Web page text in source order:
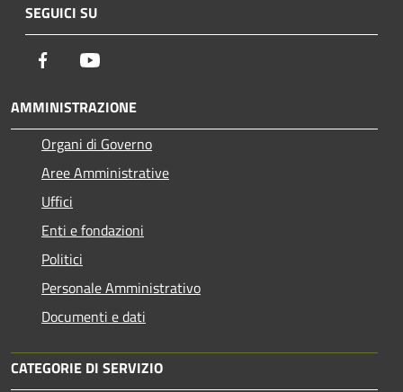
SEGUICI SU
Facebook
AMMINISTRAZIONE
Organi di Governo
Aree Amministrative
Uffici
Enti e fondazioni
Politici
Personale Amministrativo
Documenti e dati
CATEGORIE DI SERVIZIO